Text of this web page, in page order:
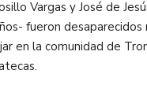
Vargas y José de
fueron desaparecidos
en la comunidad de